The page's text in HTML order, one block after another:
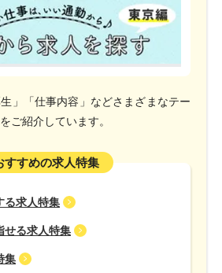
生」「仕事内容」などさまざまなテー
ご紹介しています。
すすめの求人特集
る求人特集
せる求人特集
集